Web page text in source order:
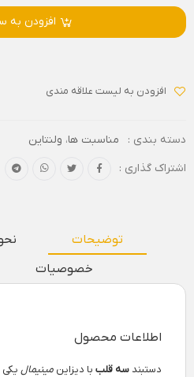
افزودن به
افزودن به لیست علاقه مندی
دسته بندی : مناسبت ها، ولنتاین
اشتراک گذاری :
توضیحات
خصوصیات
اطلاعات محصول
دستبند سه قلب با دیزاین مینیمال یکی